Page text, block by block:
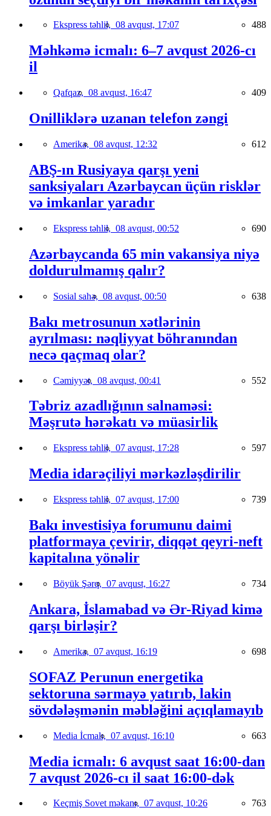
Ekspress təhlil, 08 avqust, 17:07 488
Məhkəmə icmalı: 6–7 avqust 2026-cı
il
Qafqaz, 08 avqust, 16:47 409
Onilliklərə uzanan telefon zəngi
Amerika, 08 avqust, 12:32 612
ABŞ-ın Rusiyaya qarşı yeni
sanksiyaları Azərbaycan üçün risklər
və imkanlar yaradır
Ekspress təhlil, 08 avqust, 00:52 690
Azərbaycanda 65 min vakansiya niyə
doldurulmamış qalır?
Sosial sahə, 08 avqust, 00:50 638
Bakı metrosunun xətlərinin
ayrılması: nəqliyyat böhranından
necə qaçmaq olar?
Cəmiyyət, 08 avqust, 00:41 552
Təbriz azadlığının salnaməsi:
Məşrutə hərəkatı və müasirlik
Ekspress təhlil, 07 avqust, 17:28 597
Media idarəçiliyi mərkəzləşdirilir
Ekspress təhlil, 07 avqust, 17:00 739
Bakı investisiya forumunu daimi
platformaya çevirir, diqqət qeyri-neft
kapitalına yönəlir
Böyük Şərq, 07 avqust, 16:27 734
Ankara, İslamabad və Ər-Riyad kimə
qarşı birləşir?
Amerika, 07 avqust, 16:19 698
SOFAZ Perunun energetika
sektoruna sərmayə yatırıb, lakin
sövdələşmənin məbləğini açıqlamayıb
Media İcmalı, 07 avqust, 16:10 663
Media icmalı: 6 avqust saat 16:00-dan
7 avqust 2026-cı il saat 16:00-dək
Keçmiş Sovet məkanı, 07 avqust, 10:26 763